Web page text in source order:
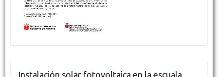
Instalación solar fotovoltaica en la escuala